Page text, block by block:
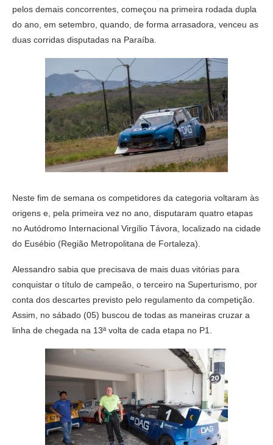
pelos demais concorrentes, começou na primeira rodada dupla
do ano, em setembro, quando, de forma arrasadora, venceu as
duas corridas disputadas na Paraíba.
Neste fim de semana os competidores da categoria voltaram às
origens e, pela primeira vez no ano, disputaram quatro etapas
no Autódromo Internacional Virgílio Távora, localizado na cidade
do Eusébio (Região Metropolitana de Fortaleza).
Alessandro sabia que precisava de mais duas vitórias para
conquistar o título de campeão, o terceiro na Superturismo, por
conta dos descartes previsto pelo regulamento da competição.
Assim, no sábado (05) buscou de todas as maneiras cruzar a
linha de chegada na 13ª volta de cada etapa no P1.